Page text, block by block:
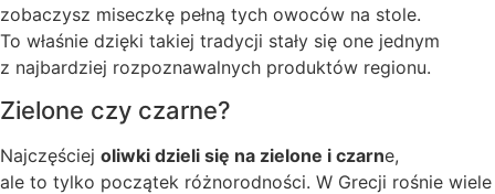
zobaczysz miseczkę pełną tych owoców na stole.
To właśnie dzięki takiej tradycji stały się one jednym
z najbardziej rozpoznawalnych produktów regionu.
Zielone czy czarne?
Najczęściej oliwki dzieli się na zielone i czarne,
ale to tylko początek różnorodności. W Grecji rośnie wiele